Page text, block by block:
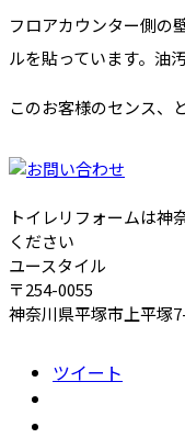
フロアカウンター側の
ルを貼っています。油
このお客様のセンス、
トイレリフォームは神
ください
ユースタイル
〒254-0055
神奈川県平塚市上平塚
ツイート